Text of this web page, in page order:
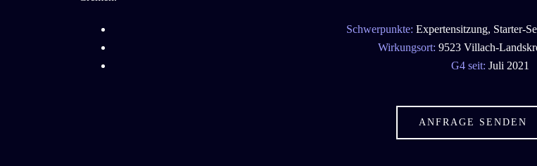
Schwerpunkte: Expertensitzung, Starter-
Wirkungsort: 9523 Villach-
G4 seit: Juli 2021
ANFRAGE SENDEN